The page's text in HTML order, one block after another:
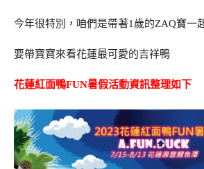
今年很特別，咱們是帶著1歲的ZAQ寶一
要帶寶寶來看花蓮最可愛的吉祥鴨
花蓮紅面鴨FUN暑假活動資訊整理如下